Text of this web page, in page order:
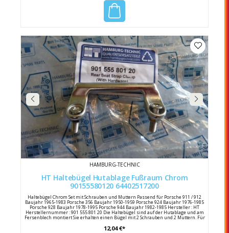
HAMBURG-TECHNIC
HT Haltebügel Hutablage Fußraum Chrom
90155580120 64402517200
Haltebügel Chrom Set mit Schrauben und Muttern Passend für Porsche 911 / 912
Baujahr 1965-1983 Porsche 356 Baujahr 1950-1959 Porsche 924 Baujahr 1976-1985
Porsche 928 Baujahr 1978-1995 Porsche 944 Baujahr 1982-1985 Hersteller : HT
Herstellernummer : 901 555 801 20 Die Haltebügel sind auf der Hutablage und am
Fersenblech montiert Sie erhalten einen Bügel mit 2 Schrauben und 2 Muttern. Für
901 555 801 20 / 477 885 761
12,04 €*